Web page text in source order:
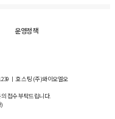
운영정책
ㅣ 호스팅 (주)와이오엘오
접수 부탁드립니다.